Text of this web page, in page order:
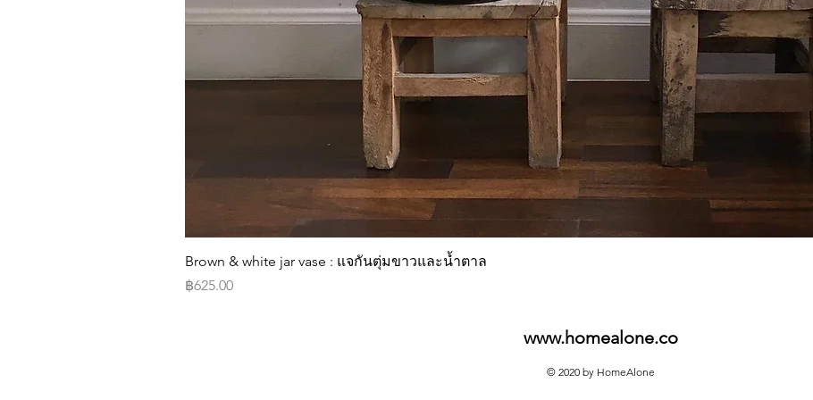
Brown & white jar vase : แจกันตุ่มขาวและน้ำตาล
Price
฿625.00
www.homealone.co
© 2020 by HomeAlone